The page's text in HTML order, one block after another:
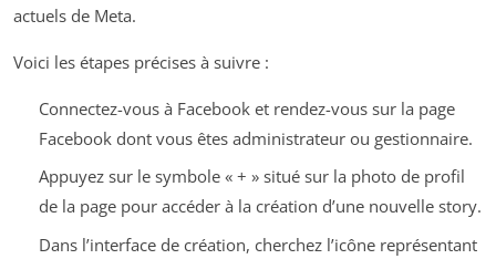
actuels de Meta.
Voici les étapes précises à suivre :
Connectez-vous à Facebook et rendez-vous sur la page
Facebook dont vous êtes administrateur ou gestionnaire.
Appuyez sur le symbole « + » situé sur la photo de profil
de la page pour accéder à la création d’une nouvelle story.
Dans l’interface de création, cherchez l’icône représentant